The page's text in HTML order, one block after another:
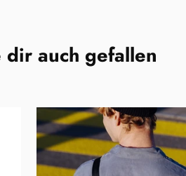
dir auch gefallen